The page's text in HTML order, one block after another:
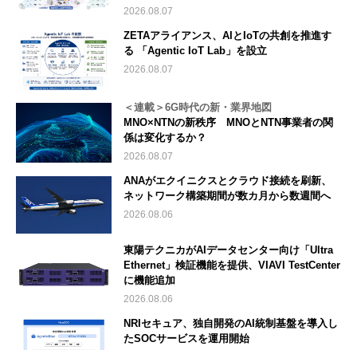
2026.08.07
ZETAアライアンス、AIとIoTの共創を推進す
る 「Agentic IoT Lab」を設立
2026.08.07
＜連載＞6G時代の新・業界地図
MNO×NTNの新秩序 MNOとNTN事業者の関
係は変化するか？
2026.08.07
ANAがエクイニクスとクラウド接続を刷新、
ネットワーク構築期間が数カ月から数週間へ
2026.08.06
東陽テクニカがAIデータセンター向け「Ultra
Ethernet」検証機能を提供、VIAVI TestCenter
に機能追加
2026.08.06
NRIセキュア、独自開発のAI統制基盤を導入し
たSOCサービスを運用開始